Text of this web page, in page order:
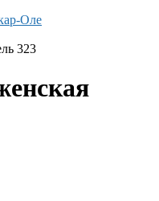
Оле
323